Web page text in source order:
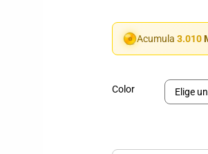
Acumula 3.010
Color